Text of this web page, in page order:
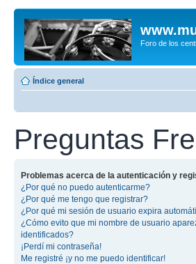
Foro de los
Índice general
Preguntas
Problemas acerca de la autenticación y
¿Por qué no puedo autenticarme?
¿Por qué me tengo que registrar?
¿Por qué mi sesión de usuario expira
¿Cómo evito que mi nombre de usuario
identificados?
¡Perdí mi contraseña!
Me registré ¡y no me puedo identificar!